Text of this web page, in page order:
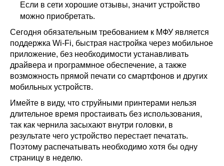
HP Color LaserJet
Pro MFP M180n
4
Brother DCP-
L2520DWR
Смотреть
Если в сети хорошие отзывы, значит устройство
можно приобретать.
Сегодня обязательным требованием к МФУ является
поддержка Wi-Fi, быстрая настройка через мобильное
приложение, без необходимости устанавливать
драйвера и программное обеспечение, а также
возможность прямой печати со смартфонов и других
мобильных устройств.
Имейте в виду, что струйными принтерами нельзя
длительное время простаивать без использования,
так как чернила засыхают внутри головки, в
результате чего устройство перестает печатать.
Поэтому распечатывать необходимо хотя бы одну
страницу в неделю.